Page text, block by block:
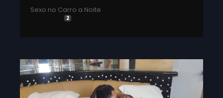
Sexo no Carro a Noite
2